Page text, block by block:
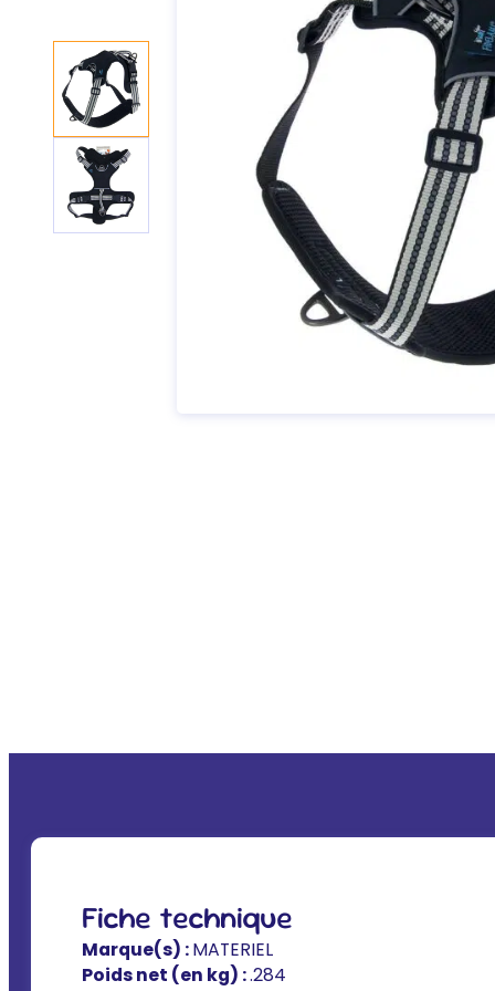
Fiche technique
Marque(s) :MATERIEL
Poids net (en kg) :.284